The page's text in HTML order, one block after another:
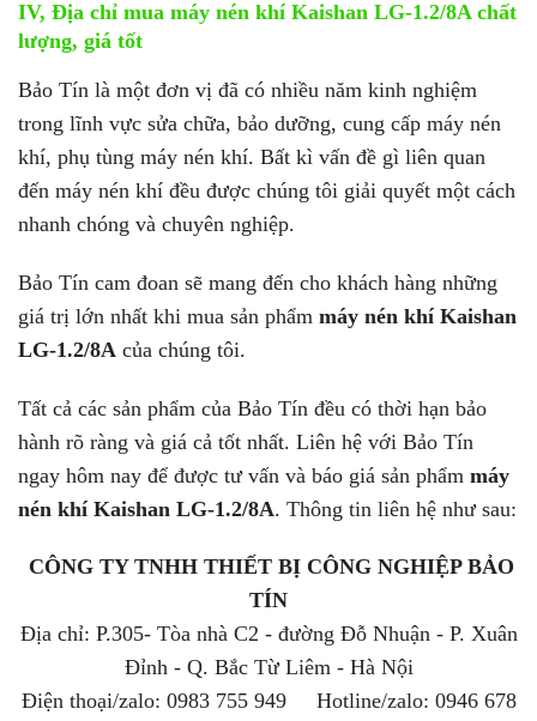
IV, Địa chỉ mua máy nén khí Kaishan LG-1.2/8A chất
lượng, giá tốt
Bảo Tín là một đơn vị đã có nhiều năm kinh nghiệm
trong lĩnh vực sửa chữa, bảo dưỡng, cung cấp máy nén
khí, phụ tùng máy nén khí. Bất kì vấn đề gì liên quan
đến máy nén khí đều được chúng tôi giải quyết một cách
nhanh chóng và chuyên nghiệp.
Bảo Tín cam đoan sẽ mang đến cho khách hàng những
giá trị lớn nhất khi mua sản phẩm máy nén khí Kaishan
LG-1.2/8A của chúng tôi.
Tất cả các sản phẩm của Bảo Tín đều có thời hạn bảo
hành rõ ràng và giá cả tốt nhất. Liên hệ với Bảo Tín
ngay hôm nay để được tư vấn và báo giá sản phẩm máy
nén khí Kaishan LG-1.2/8A. Thông tin liên hệ như sau:
CÔNG TY TNHH THIẾT BỊ CÔNG NGHIỆP BẢO
TÍN
Địa chỉ: P.305- Tòa nhà C2 - đường Đỗ Nhuận - P. Xuân
Đỉnh - Q. Bắc Từ Liêm - Hà Nội
Điện thoại/zalo: 0983 755 949 Hotline/zalo: 0946 678